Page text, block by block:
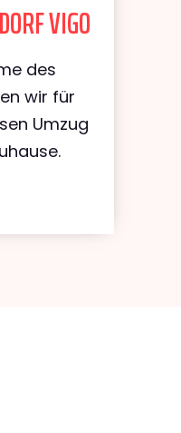
VIGO
des
wir für
Umzug